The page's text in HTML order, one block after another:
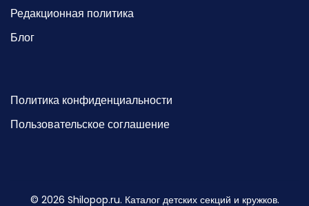
Редакционная политика
Блог
Политика конфиденциальности
Пользовательское соглашение
© 2026 Shilopop.ru. Каталог детских секций и кружков.